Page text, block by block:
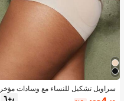
سراويل تشكيل للنساء مع وسادات مؤخر
ة قابلة للإزالة، تصميم خالي من الحواف ل